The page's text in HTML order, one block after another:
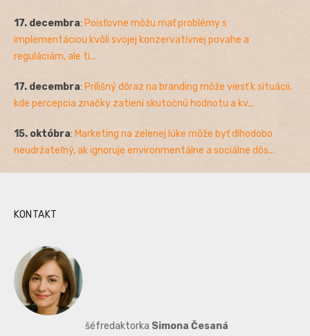
17. decembra: Poisťovne môžu mať problémy s
implementáciou kvôli svojej konzervatívnej povahe a
reguláciám, ale ti...
17. decembra: Prílišný dôraz na branding môže viesť k situácii,
kde percepcia značky zatieni skutočnú hodnotu a kv...
15. októbra: Marketing na zelenej lúke môže byť dlhodobo
neudržateľný, ak ignoruje environmentálne a sociálne dôs...
KONTAKT
šéfredaktorka Simona Česaná